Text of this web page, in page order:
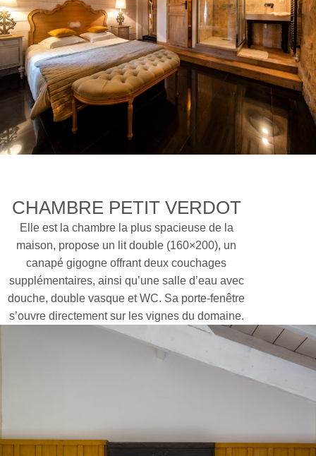
CHAMBRE PETIT VERDOT
Elle est la chambre la plus spacieuse de la
maison, propose un lit double (160×200), un
canapé gigogne offrant deux couchages
supplémentaires, ainsi qu’une salle d’eau avec
douche, double vasque et WC. Sa porte-fenêtre
s’ouvre directement sur les vignes du domaine.